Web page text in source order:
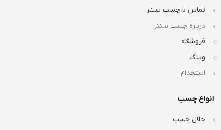
تماس با چسب سنتر
درباره چسب سنتر
فروشگاه
وبلاگ
استخدام
انواع چسب
حلال چسب